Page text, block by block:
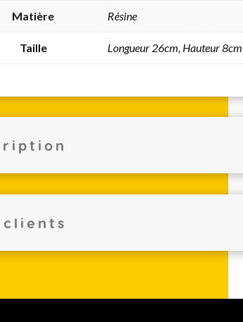
Matière Résine
Taille Longueur 26cm, Hauteur 8cm
clients